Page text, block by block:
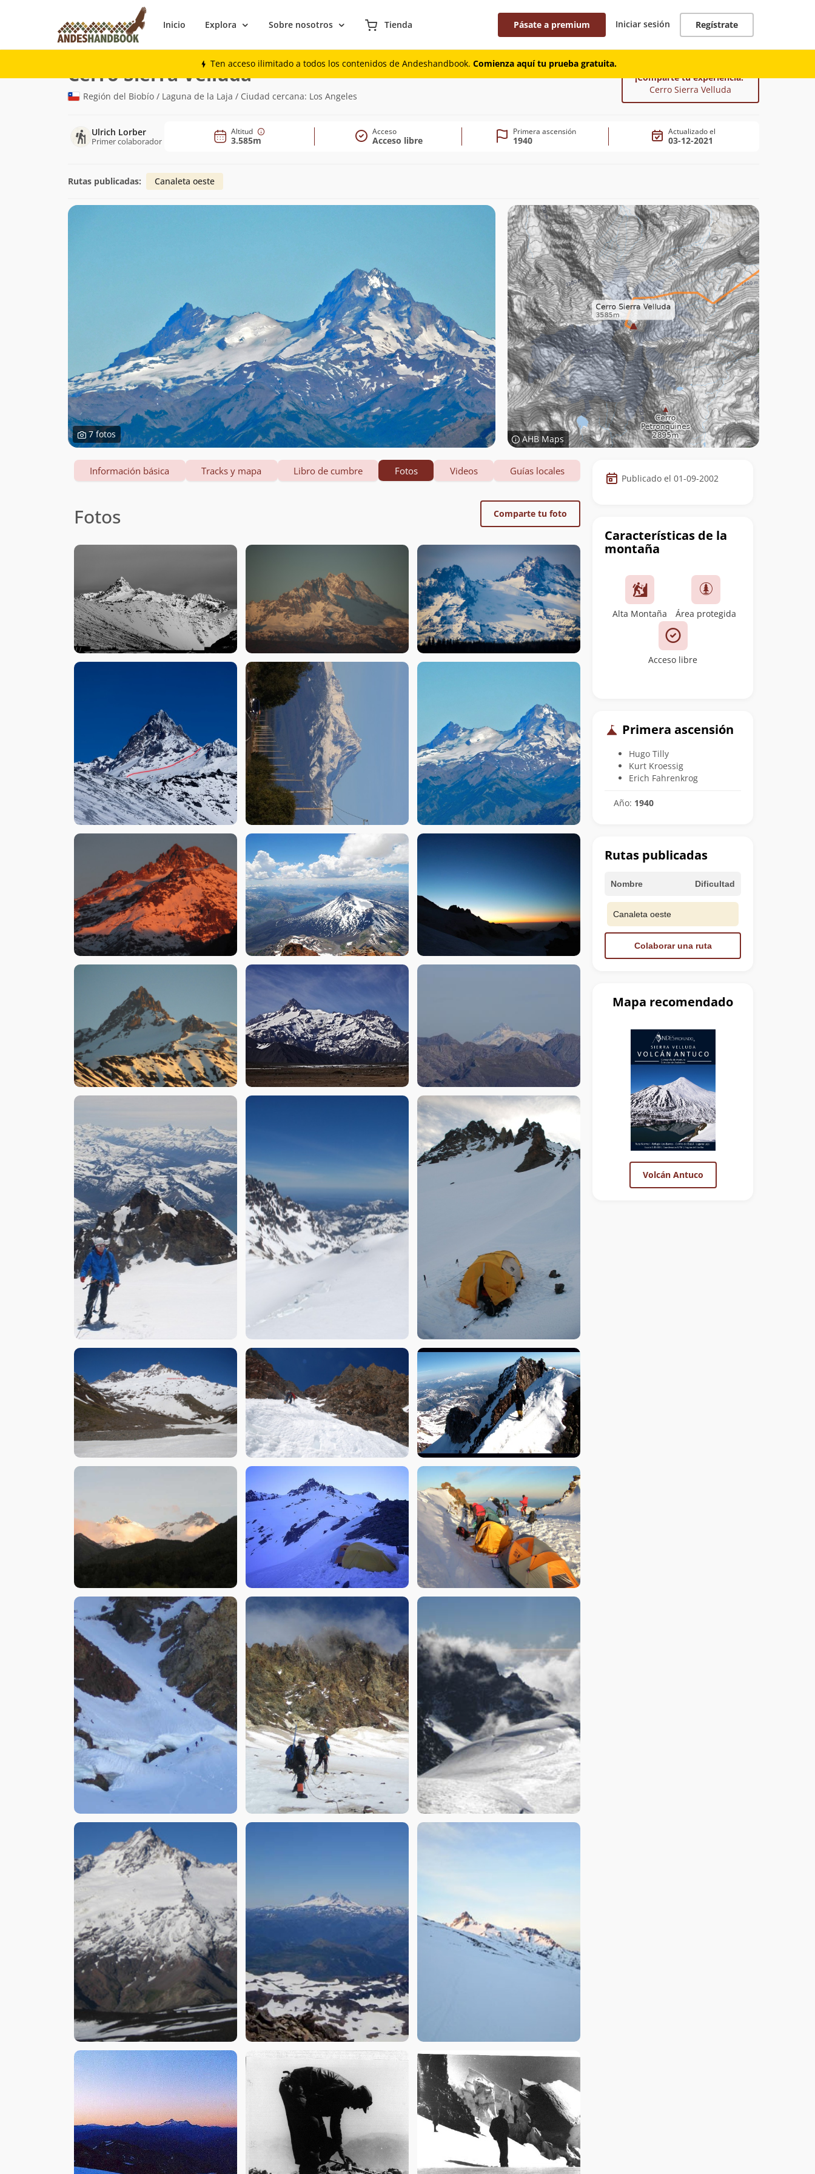
Inicio Explora Sobre nosotros Tienda Pásate a premium Iniciar sesión Regístrate
Ten acceso ilimitado a todos los contenidos de Andeshandbook. Comienza aquí tu prueba gratuita.
Montaña
Cerro Sierra Velluda(3.585m)
Región del Biobío / Laguna de la Laja / Ciudad cercana: Los Angeles
¡Comparte tu experiencia!
Cerro Sierra Velluda
Ulrich Lorber
Primer colaborador
Altitud
3.585m
Acceso
Acceso libre
Primera ascensión
1940
Actualizado el
03-12-2021
Rutas publicadas: Canaleta oeste
7 fotos AHB Maps
Datos
de
cumbre
Publicado el 01-09-2002
Características de la
montaña
Alta Montaña Área protegida
Acceso libre
Primera ascensión
Hugo Tilly
Kurt Kroessig
Erich Fahrenkrog
Año: 1940
Rutas publicadas
Nombre Dificultad
Canaleta oeste
Colaborar una ruta
Mapa recomendado
Volcán Antuco
Información básica Tracks y mapa Libro de cumbre Fotos Videos Guías locales
Fotos Comparte tu foto